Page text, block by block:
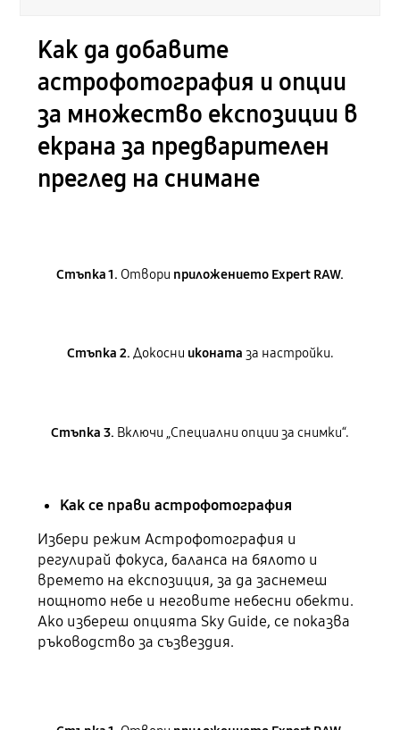
Как да добавите
астрофотография и опции
за множество експозиции в
екрана за предварителен
преглед на снимане
Стъпка 1. Отвори приложението Expert RAW.
Стъпка 2. Докосни иконата за настройки.
Стъпка 3. Включи „Специални опции за снимки“.
Как се прави астрофотография
Избери режим Астрофотография и
регулирай фокуса, баланса на бялото и
времето на експозиция, за да заснемеш
нощното небе и неговите небесни обекти.
Ако избереш опцията Sky Guide, се показва
ръководство за съзвездия.